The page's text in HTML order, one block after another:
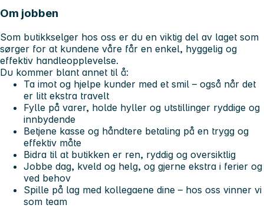
Om jobben
Som butikkselger hos oss er du en viktig del av laget som
sørger for at kundene våre får en enkel, hyggelig og
effektiv handleopplevelse.
Du kommer blant annet til å:
Ta imot og hjelpe kunder med et smil – også når det
er litt ekstra travelt
Fylle på varer, holde hyller og utstillinger ryddige og
innbydende
Betjene kasse og håndtere betaling på en trygg og
effektiv måte
Bidra til at butikken er ren, ryddig og oversiktlig
Jobbe dag, kveld og helg, og gjerne ekstra i ferier og
ved behov
Spille på lag med kollegaene dine – hos oss vinner vi
som team